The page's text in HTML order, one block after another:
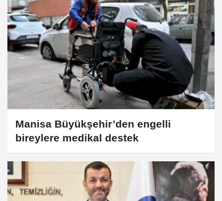
Manisa Büyükşehir’den engelli
bireylere medikal destek